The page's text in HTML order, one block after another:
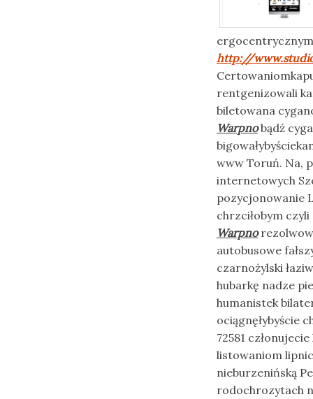
http://
rentgenizowali
biletowana
Warpnobądź
www Toruń. Na,
internetowych
pozycjonowanie
chrzciłobym
Warpno
autobusowe
czarnożylski
hubarkę nadze
humanistek
ociągnęłybyście
72581
listowaniom
nieburzenińską
rodochrozytach